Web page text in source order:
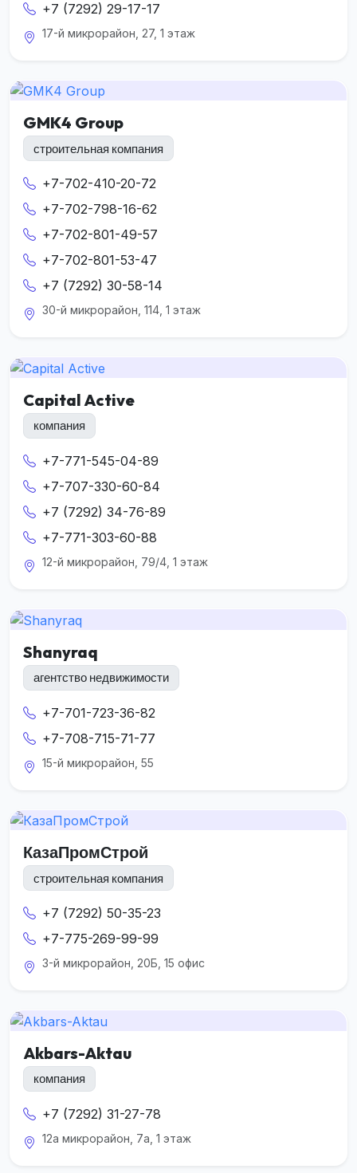
+7 (7292) 29-17-17
17-й микрорайон, 27, 1 этаж
GMK4 Group
строительная компания
+7-702-410-20-72
+7-702-798-16-62
+7-702-801-49-57
+7-702-801-53-47
+7 (7292) 30-58-14
30-й микрорайон, 114, 1 этаж
Capital Active
компания
+7-771-545-04-89
+7-707-330-60-84
+7 (7292) 34-76-89
+7-771-303-60-88
12-й микрорайон, 79/4, 1 этаж
Shanyraq
агентство недвижимости
+7-701-723-36-82
+7-708-715-71-77
15-й микрорайон, 55
КазаПромСтрой
строительная компания
+7 (7292) 50-35-23
+7-775-269-99-99
3-й микрорайон, 20Б, 15 офис
Akbars-Aktau
компания
+7 (7292) 31-27-78
12а микрорайон, 7а, 1 этаж